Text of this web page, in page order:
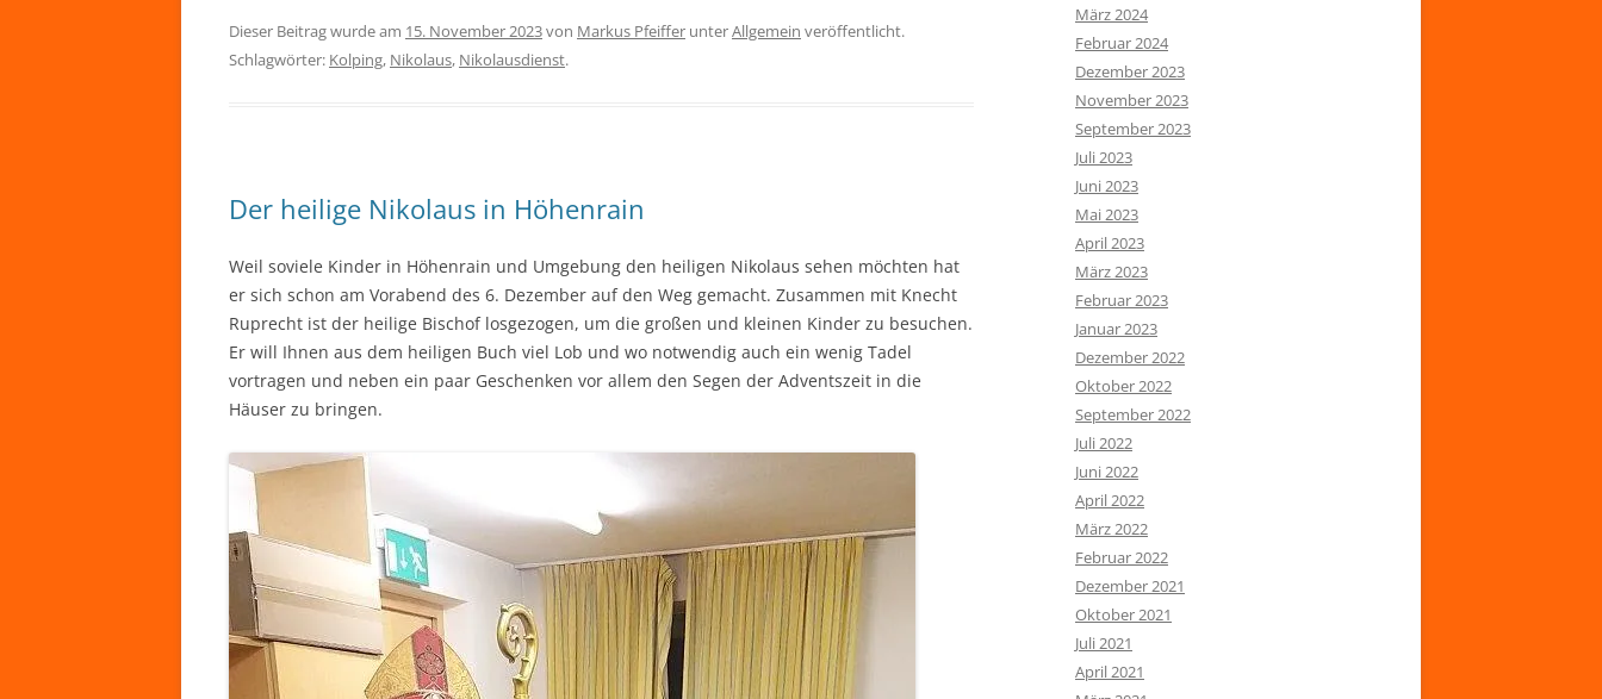
Dieser Beitrag wurde am 15. November 2023von Markus Pfeiffer unterAllgemein veröffentlicht.
Schlagwörter: Kolping, Nikolaus, Nikolausdienst.
Der heilige Nikolaus in Höhenrain
Weil soviele Kinder in Höhenrain und Umgebung den heiligen Nikolaus sehen möchten hat
er sich schon am Vorabend des 6. Dezember auf den Weg gemacht. Zusammen mit Knecht
Ruprecht ist der heilige Bischof losgezogen, um die großen und kleinen Kinder zu besuchen.
Er will Ihnen aus dem heiligen Buch viel Lob und wo notwendig auch ein wenig Tadel
vortragen und neben ein paar Geschenken vor allem den Segen der Adventszeit in die
Häuser zu bringen.
März 2024
Februar 2024
Dezember 2023
November 2023
September 2023
Juli 2023
Juni 2023
Mai 2023
April 2023
März 2023
Februar 2023
Januar 2023
Dezember 2022
Oktober 2022
September 2022
Juli 2022
Juni 2022
April 2022
März 2022
Februar 2022
Dezember 2021
Oktober 2021
Juli 2021
April 2021